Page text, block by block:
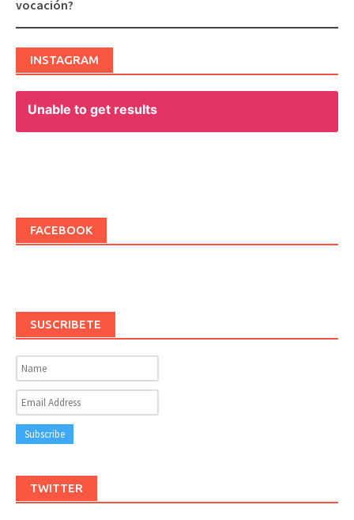
vocación?
INSTAGRAM
Unable to get results
FACEBOOK
SUSCRIBETE
TWITTER